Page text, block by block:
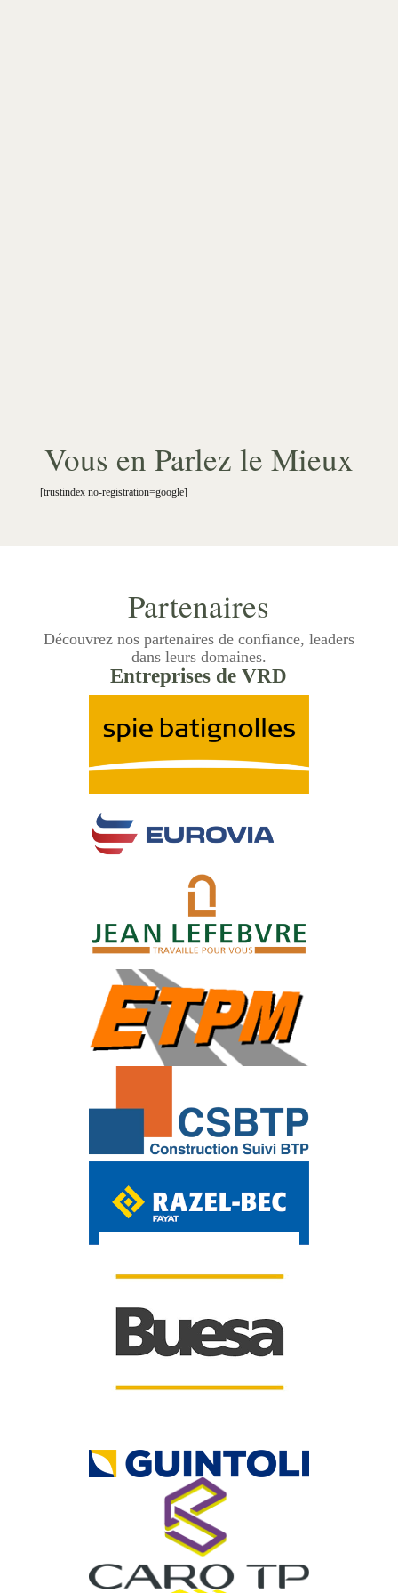
Vous en Parlez le Mieux
[trustindex no-registration=google]
Partenaires
Découvrez nos partenaires de confiance, leaders
dans leurs domaines.
Entreprises de VRD